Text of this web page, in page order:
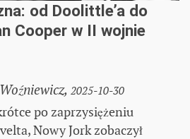
od Doolittle’a do
Cooper w II wojnie
2025-10-30
po zaprzysiężeniu
Nowy Jork zobaczył